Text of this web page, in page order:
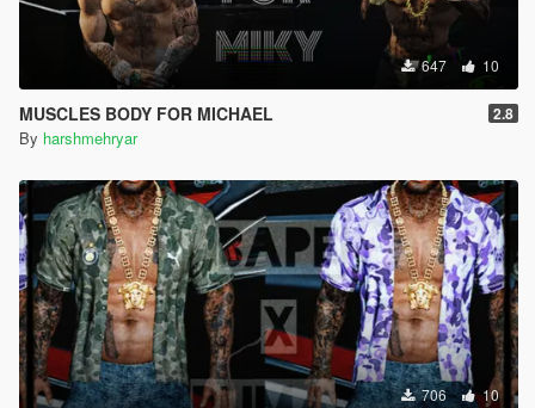
647 10
MUSCLES BODY FOR MICHAEL 2.8
By harshmehryar
706 10